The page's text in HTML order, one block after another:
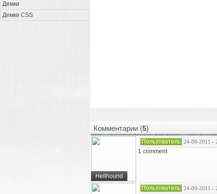
Демки
Демки CSS
Комментарии (5)
Hellhound
Пользователь 24-09-2011 -
1 comment
Пользователь 24-09-2011 -